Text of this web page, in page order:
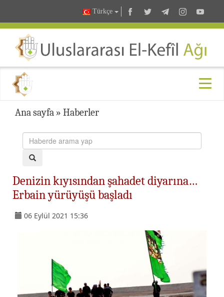
Türkçe
Ana sayfa » Haberler
Denizin kıyısından şahadet diyarına…
Erbain yürüyüşü başladı
06 Eylül 2021 15:36